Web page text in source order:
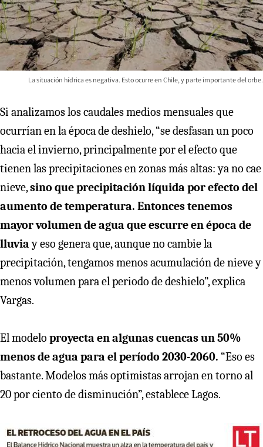
La situación hídrica es negativa. Esto ocurre en Chile, y parte importante del orbe.
Si analizamos los caudales medios mensuales que
ocurrían en la época de deshielo, “se desfasan un poco
hacia el invierno, principalmente por el efecto que
tienen las precipitaciones en zonas más altas: ya no cae
nieve,sino que precipitación líquida por efecto del
aumento de temperatura. Entonces tenemos
mayor volumen de agua que escurre en época de
lluviay eso genera que, aunque no cambie la
precipitación, tengamos menos acumulación de nieve y
menos volumen para el periodo de deshielo”, explica
Vargas.
El modelo proyecta en algunas cuencas un 50%
menos de agua para el período 2030-2060. “Eso es
bastante. Modelos más optimistas arrojan en torno al
20 por ciento de disminución”, establece Lagos.